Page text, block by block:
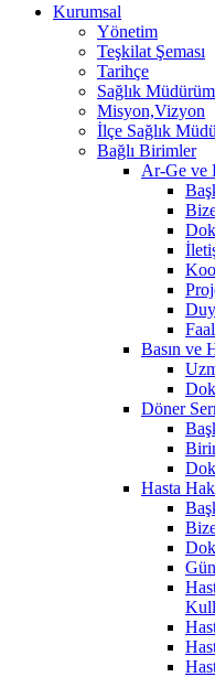
Kurumsal
Yönetim
Teşkilat Şeması
Tarihçe
Sağlık
Misyon,Vizyon
İlçe Sağlık
Bağlı Birimler
Ar-Ge ve
Basın ve
Döner
Hasta